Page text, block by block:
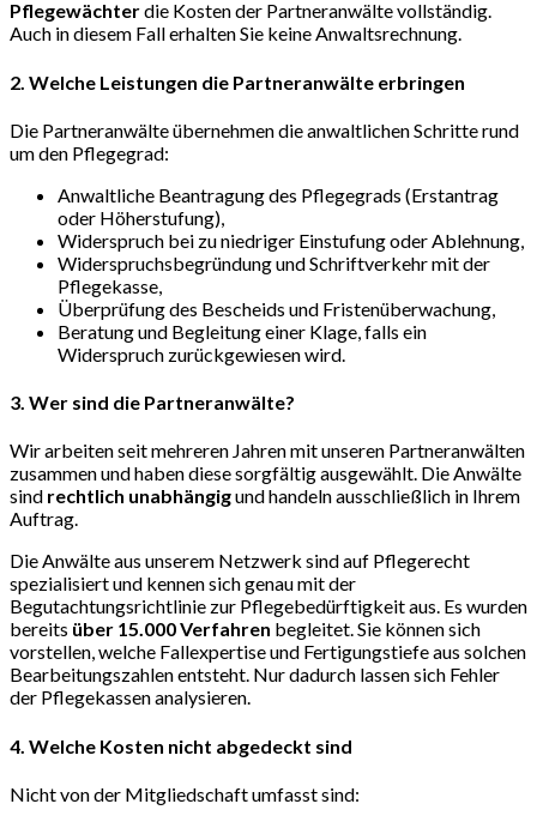
Pflegewächterdie Kosten der Partneranwälte vollständig.
Auch in diesem Fall erhalten Sie keine Anwaltsrechnung.
2. Welche Leistungen die Partneranwälte erbringen
Die Partneranwälte übernehmen die anwaltlichen Schritte rund
um den Pflegegrad:
Anwaltliche Beantragung des Pflegegrads (Erstantrag
oder Höherstufung),
Widerspruch bei zu niedriger Einstufung oder Ablehnung,
Widerspruchsbegründung und Schriftverkehr mit der
Pflegekasse,
Überprüfung des Bescheids und Fristenüberwachung,
Beratung und Begleitung einer Klage, falls ein
Widerspruch zurückgewiesen wird.
3. Wer sind die Partneranwälte?
Wir arbeiten seit mehreren Jahren mit unseren Partneranwälten
zusammen und haben diese sorgfältig ausgewählt. Die Anwälte
sind rechtlich unabhängigund handeln ausschließlich in Ihrem
Auftrag.
Die Anwälte aus unserem Netzwerk sind auf Pflegerecht
spezialisiert und kennen sich genau mit der
Begutachtungsrichtlinie zur Pflegebedürftigkeit aus. Es wurden
bereits über 15.000 Verfahren begleitet. Sie können sich
vorstellen, welche Fallexpertise und Fertigungstiefe aus solchen
Bearbeitungszahlen entsteht. Nur dadurch lassen sich Fehler
der Pflegekassen analysieren.
4. Welche Kosten nicht abgedeckt sind
Nicht von der Mitgliedschaft umfasst sind: